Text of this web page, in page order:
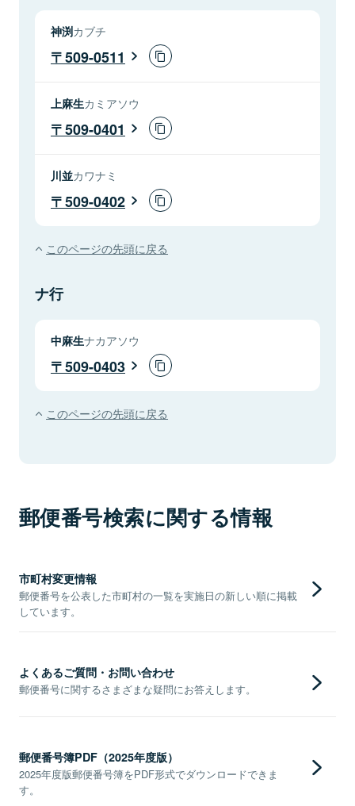
神渕カブチ
509-0511
上麻生カミアソウ
509-0401
川並カワナミ
509-0402
このページの先頭に戻る
ナ行
中麻生ナカアソウ
509-0403
このページの先頭に戻る
郵便番号検索に関する情報
市町村変更情報
郵便番号を公表した市町村の一覧を実施日の新しい順に掲載
しています。
よくあるご質問・お問い合わせ
郵便番号に関するさまざまな疑問にお答えします。
郵便番号簿PDF（2025年度版）
2025年度版郵便番号簿をPDF形式でダウンロードできま
す。